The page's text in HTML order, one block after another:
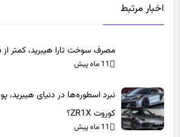
اخبار مرتبط
مصرف سوخت تارا هیبرید، کمتر از ۵ لیتر در صد کیلومتر!
11 ماه پیش
کوروت ZR1X؟
11 ماه پیش